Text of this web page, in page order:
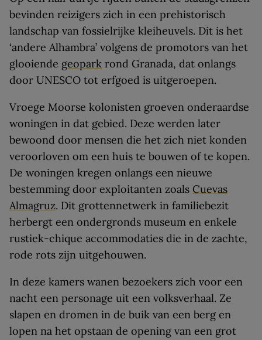
bevinden reizigers zich in een prehistorisch
landschap van fossielrijke kleiheuvels. Dit is het
‘andere Alhambra’ volgens de promotors van het
glooiende geopark rond Granada, dat onlangs
door UNESCO tot erfgoed is uitgeroepen.
Vroege Moorse kolonisten groeven onderaardse
woningen in dat gebied. Deze werden later
bewoond door mensen die het zich niet konden
veroorloven om een huis te bouwen of te kopen.
De woningen kregen onlangs een nieuwe
bestemming door exploitanten zoals Cuevas
Almagruz. Dit grottennetwerk in familiebezit
herbergt een ondergronds museum en enkele
rustiek-chique accommodaties die in de zachte,
rode rots zijn uitgehouwen.
In deze kamers wanen bezoekers zich voor een
nacht een personage uit een volksverhaal. Ze
slapen en dromen in de buik van een berg en
lopen na het opstaan de opening van een grot